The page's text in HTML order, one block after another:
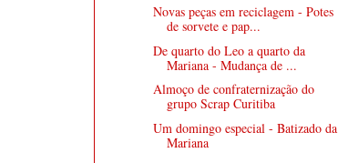
Novas peças em reciclagem - Potes
de sorvete e pap...
De quarto do Leo a quarto da
Mariana - Mudança de ...
Almoço de confraternização do
grupo Scrap Curitiba
Um domingo especial - Batizado da
Mariana